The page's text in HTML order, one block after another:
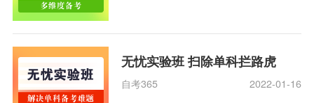
无忧实验班 扫除单科拦路虎
自考365 2022-01-16